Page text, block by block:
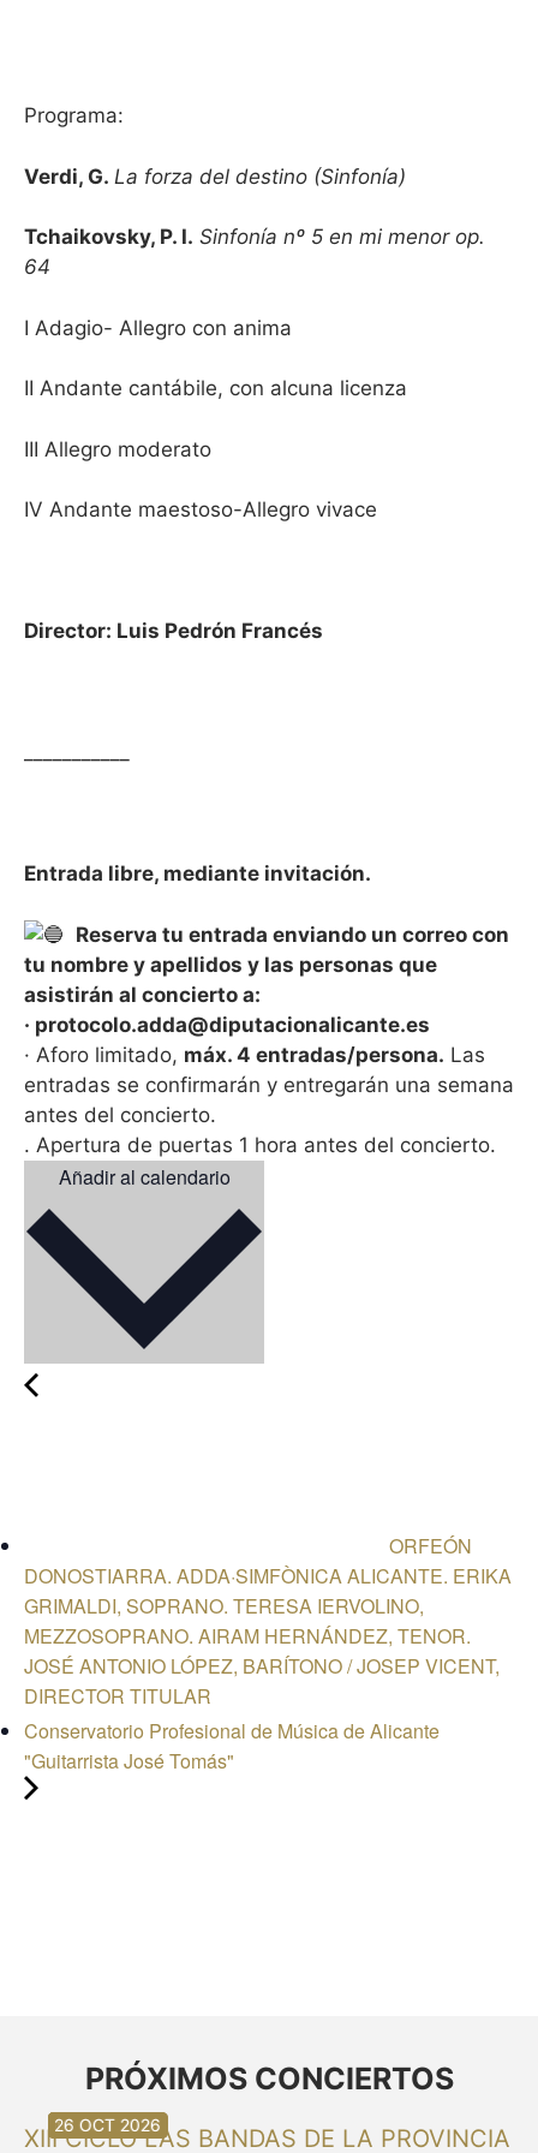
Programa:
Verdi, G. La forza del destino (Sinfonía)
Tchaikovsky, P. I. Sinfonía nº 5 en mi menor op.
64
I Adagio- Allegro con anima
II Andante cantábile, con alcuna licenza
III Allegro moderato
IV Andante maestoso-Allegro vivace
Director: Luis Pedrón Francés
Entrada libre, mediante invitación.
Reserva tu entrada enviando un correo con
tu nombre y apellidos y las personas que
asistirán al concierto a:
· protocolo.adda@diputacionalicante.es
· Aforo limitado, máx. 4 entradas/persona. Las
entradas se confirmarán y entregarán una semana
antes del concierto.
. Apertura de puertas 1 hora antes del concierto.
ORFEÓN
DONOSTIARRA. ADDA·SIMFÒNICA ALICANTE. ERIKA
GRIMALDI, SOPRANO. TERESA IERVOLINO,
MEZZOSOPRANO. AIRAM HERNÁNDEZ, TENOR.
JOSÉ ANTONIO LÓPEZ, BARÍTONO / JOSEP VICENT,
DIRECTOR TITULAR
Conservatorio Profesional de Música de Alicante
"Guitarrista José Tomás"
PRÓXIMOS CONCIERTOS
XIII CICLO LAS BANDAS DE LA PROVINCIA
30 AGO 2026
30 AGO 2026
13 SEP 2026
20 SEP 2026
20 SEP 2026
26 SEP 2026
03 OCT 2026
16 OCT 2026
26 OCT 2026